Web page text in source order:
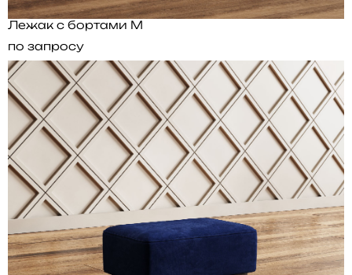
Лежак с бортами M
по запросу